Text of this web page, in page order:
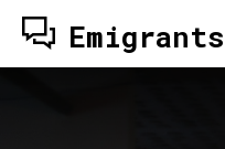
Emigrants